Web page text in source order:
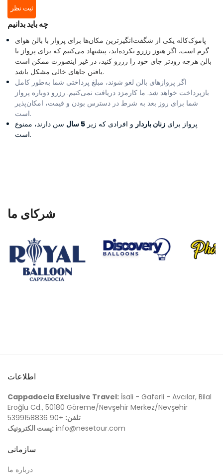
ثبت نظر
چه باید بدانیم
پاموک‌کاله یکی از شگفت‌انگیزترین مکان‌ها برای پرواز با بالن هوای
گرم است. اگر هنوز رزرو نکرده‌اید، پیشنهاد می‌کنیم که برای پرواز با
بالن هرچه زودتر جای خود را رزرو کنید، در غیر اینصورت ممکن است
یافتن جاهای خالی مشکل باشد.
اگر پروازهای بالن لغو شوند، مبلغ پرداختی شما به‌طور کامل
بازپرداخت خواهد شد. ما کارمزد دریافت نمی‌کنیم. رزرو دوباره پرواز
شما برای روز بعد به شرط در دسترس بودن و قیمت، امکان‌پذیر
است.
پرواز برای زنان باردار و افرادی که زیر 5 سال
سن دارند، ممنوع
است.
شرکای ما
اطلاعات
Cappadocia Exclusive Travel: İsali - Gaferli - Avcılar, Bilal
Eroğlu Cd., 50180 Göreme/Nevşehir Merkez/Nevşehir
تلفن: +90 5399158836
پست الکترونیک: info@nesetour.com
سازمانی
درباره ما